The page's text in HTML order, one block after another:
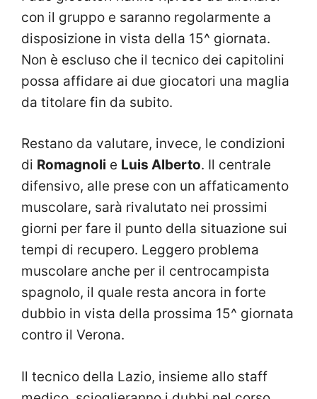
con il gruppo e saranno regolarmente a
disposizione in vista della 15^ giornata.
Non è escluso che il tecnico dei capitolini
possa affidare ai due giocatori una maglia
da titolare fin da subito.
Restano da valutare, invece, le condizioni
di Romagnoli e Luis Alberto. Il centrale
difensivo, alle prese con un affaticamento
muscolare, sarà rivalutato nei prossimi
giorni per fare il punto della situazione sui
tempi di recupero. Leggero problema
muscolare anche per il centrocampista
spagnolo, il quale resta ancora in forte
dubbio in vista della prossima 15^ giornata
contro il Verona.
Il tecnico della Lazio, insieme allo staff